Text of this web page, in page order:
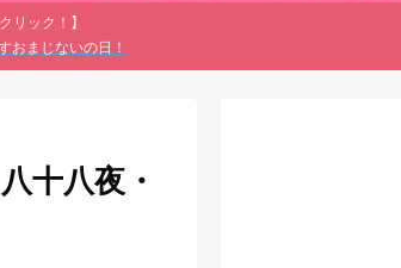
リック！】
おまじないの日！
十八夜・